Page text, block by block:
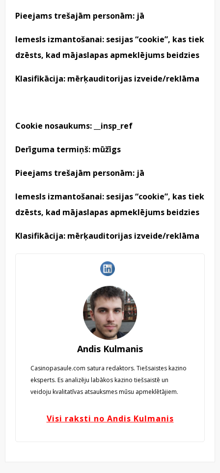
Pieejams trešajām personām: jā
Iemesls izmantošanai: sesijas “cookie”, kas tiek
dzēsts, kad mājaslapas apmeklējums beidzies
Klasifikācija: mērķauditorijas izveide/reklāma
Cookie nosaukums: __insp_ref
Derīguma termiņš: mūžīgs
Pieejams trešajām personām: jā
Iemesls izmantošanai: sesijas “cookie”, kas tiek
dzēsts, kad mājaslapas apmeklējums beidzies
Klasifikācija: mērķauditorijas izveide/reklāma
Andis Kulmanis
Casinopasaule.com satura redaktors. Tiešsaistes kazino
eksperts. Es analizēju labākos kazino tiešsaistē un
veidoju kvalitatīvas atsauksmes mūsu apmeklētājiem.
Visi raksti no Andis Kulmanis